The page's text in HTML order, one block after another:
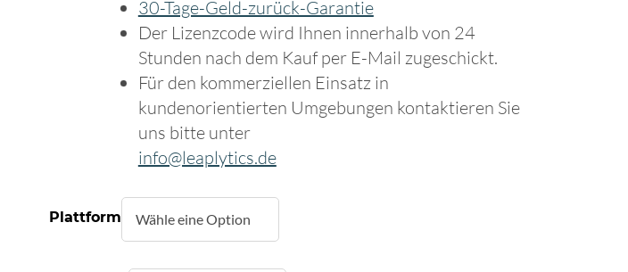
30-Tage-Geld-zurück-Garantie
Der Lizenzcode wird Ihnen innerhalb von 24
Stunden nach dem Kauf per E-Mail zugeschickt.
Für den kommerziellen Einsatz in
kundenorientierten Umgebungen kontaktieren Sie
uns bitte unter
info@leaplytics.de
Plattform